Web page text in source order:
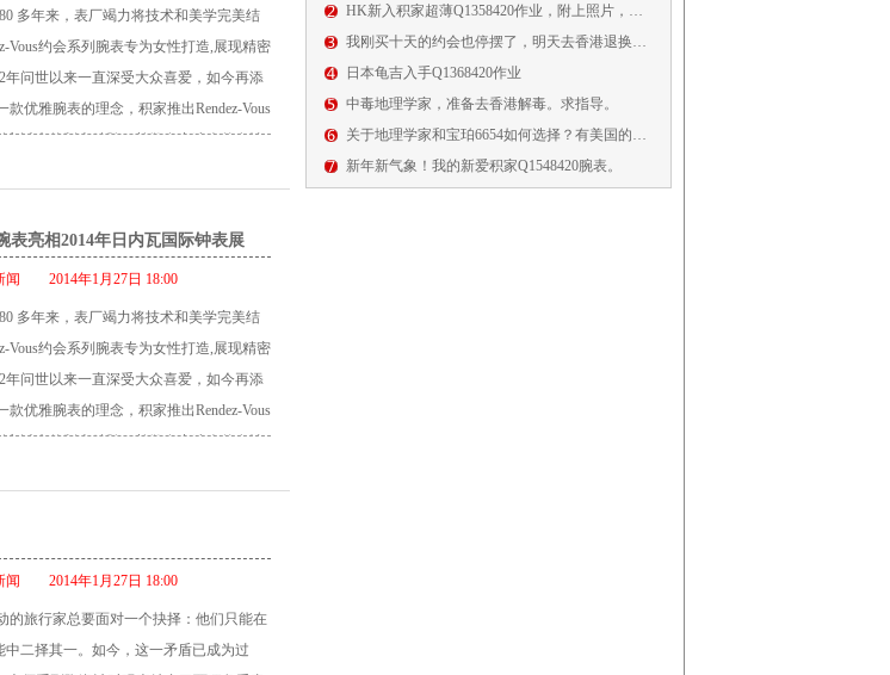
行时间腕表技术参数 机芯： 积家全新383
动力储存：两个独立发条盒，分别动力
米 直径34.3 毫米 每小时振频28,800 次
、分（本地时间） 时（跳时，第二时区数
壳 玫瑰金 厚度13.65毫米 直径42毫米 磨
短尾鳄鱼皮表带，玫瑰金表扣 型号：
表壳： 直径40.5 毫米，厚度13.40 毫米
晶，弧形表盘，硬度为9号 防水深度：50
新限量版红色漆皮表带将于2014年2月14
情人节传达爱意。
多年来，表厂竭力将技术和美学完美结
Vous约会系列腕表专为女性打造,展现精密
问世以来一直深受大众喜爱，如今再添
优雅腕表的理念，积家推出Rendez-Vous
以来的制表精髓，并散发出迷人的女性
之上塑造更纤巧的外观，其全新的珍珠
表以镶座钻石点缀珍珠母贝表盘，令数字
6点位置的昼/夜显示星月争辉，充满诗
的柔美特质。 直径29毫米的表壳采用极
腕表增添都市韵味，彷佛要让光线停留
完美展现积家967A型自动上链机械机芯
上链机械机芯 每小时振频28,800次 动力
/夜显示 表盘： 珍珠母贝，钻石镶座 指
表亮相2014年日内瓦国际钟表展
闻 2014年1月27日 18:00
多年来，表厂竭力将技术和美学完美结
Vous约会系列腕表专为女性打造,展现精密
问世以来一直深受大众喜爱，如今再添
优雅腕表的理念，积家推出Rendez-Vous
以来的制表精髓，并散发出迷人的女性
之上塑造更纤巧的外观，其全新的珍珠
壳的直径为该系列前所未有的27.5毫米，
小的机械机芯之一。该机芯沿袭积家表厂
闻 2014年1月27日 18:00
的旅行家总要面对一个抉择：他们只能在
二择其一。如今，这一矛盾已成为过
HK新入积家超薄Q1358420作业，附上照片，回复见折扣，表盒已收到，照片补完
我刚买十天的约会也停摆了，明天去香港退换货，大家祝我好运吧。
日本龟吉入手Q1368420作业
中毒地理学家，准备去香港解毒。求指导。
关于地理学家和宝珀6654如何选择？有美国的售价，还有上手图。
新年新气象！我的新爱积家Q1548420腕表。